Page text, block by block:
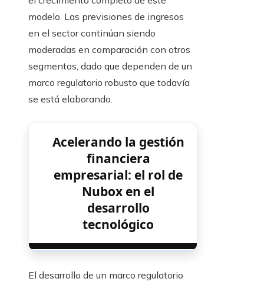
modelo. Las previsiones de ingresos
en el sector continúan siendo
moderadas en comparación con otros
segmentos, dado que dependen de un
marco regulatorio robusto que todavía
se está elaborando.
Acelerando la gestión
financiera
empresarial: el rol de
Nubox en el
desarrollo
tecnológico
El desarrollo de un marco regulatorio